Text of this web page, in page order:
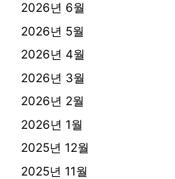
2026년 6월
2026년 5월
2026년 4월
2026년 3월
2026년 2월
2026년 1월
2025년 12월
2025년 11월